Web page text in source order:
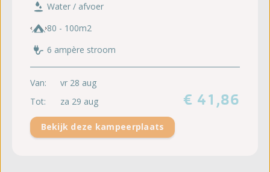
Water / afvoer
80 - 100m2
6 ampère stroom
Van:
vr 28 aug
Tot:
za 29 aug € 41,86
Bekijk deze kampeerplaats